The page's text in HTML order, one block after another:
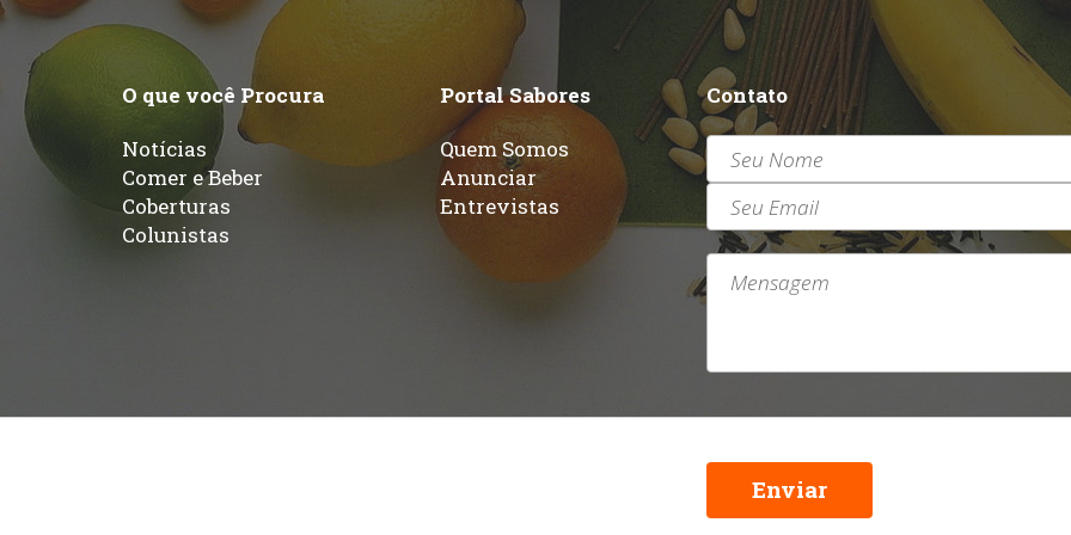
O que você Procura
Notícias
Comer e Beber
Coberturas
Colunistas
Portal Sabores
Quem Somos
Anunciar
Entrevistas
Contato
Enviar